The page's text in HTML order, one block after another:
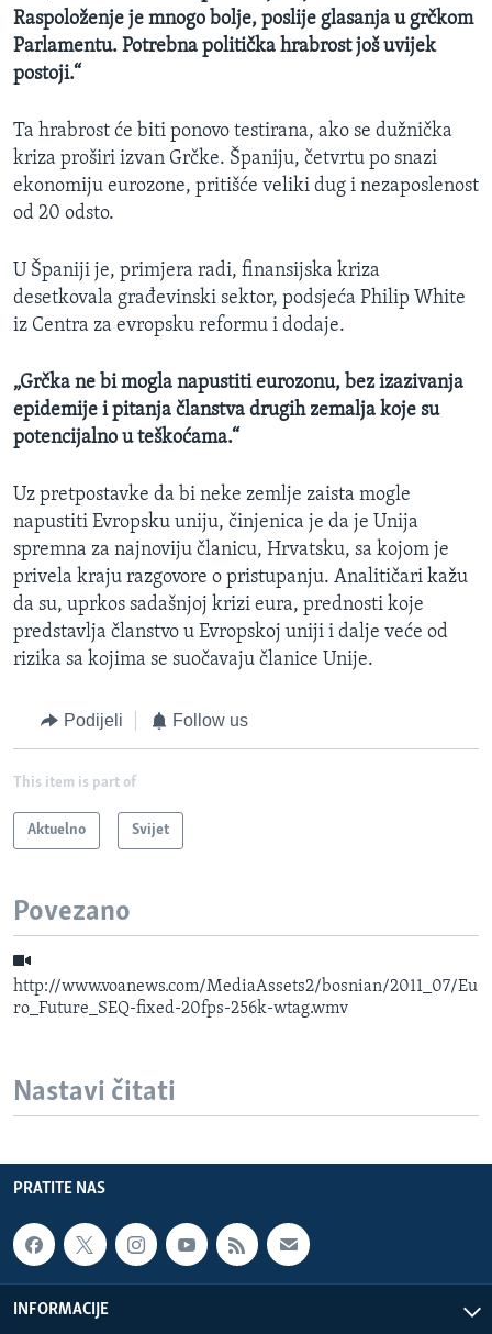
Raspoloženje je mnogo bolje, poslije glasanja u grčkom
Parlamentu. Potrebna politička hrabrost još uvijek
postoji.“
Ta hrabrost će biti ponovo testirana, ako se dužnička
kriza proširi izvan Grčke. Španiju, četvrtu po snazi
ekonomiju eurozone, pritišće veliki dug i nezaposlenost
od 20 odsto.
U Španiji je, primjera radi, finansijska kriza
desetkovala građevinski sektor, podsjeća Philip White
iz Centra za evropsku reformu i dodaje.
„Grčka ne bi mogla napustiti eurozonu, bez izazivanja
epidemije i pitanja članstva drugih zemalja koje su
potencijalno u teškoćama.“
Uz pretpostavke da bi neke zemlje zaista mogle
napustiti Evropsku uniju, činjenica je da je Unija
spremna za najnoviju članicu, Hrvatsku, sa kojom je
privela kraju razgovore o pristupanju. Analitičari kažu
da su, uprkos sadašnjoj krizi eura, prednosti koje
predstavlja članstvo u Evropskoj uniji i dalje veće od
rizika sa kojima se suočavaju članice Unije.
Podijeli Follow us
This item is part of
Aktuelno Svijet
Povezano
http://www.voanews.com/MediaAssets2/bosnian/2011_07/Eu
ro_Future_SEQ-fixed-20fps-256k-wtag.wmv
Nastavi čitati
PRATITE NAS
INFORMACIJE